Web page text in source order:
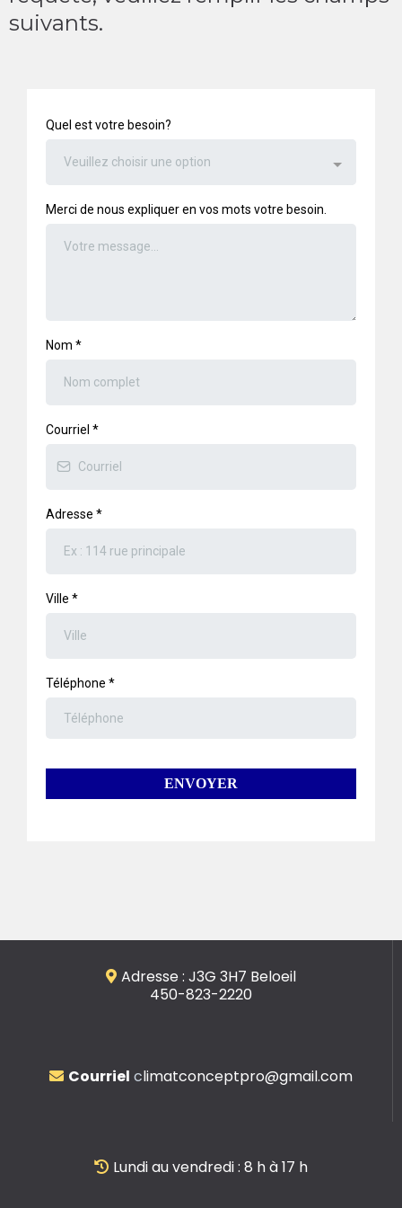
suivants.
Quel est votre besoin?
Veuillez choisir une option
Merci de nous expliquer en vos mots votre besoin.
Nom *
Courriel *
Adresse *
Ville *
Téléphone *
ENVOYER
Adresse : J3G 3H7 Beloeil
450-823-2220
Courriel climatconceptpro@gmail.com
Lundi au vendredi : 8 h à 17 h